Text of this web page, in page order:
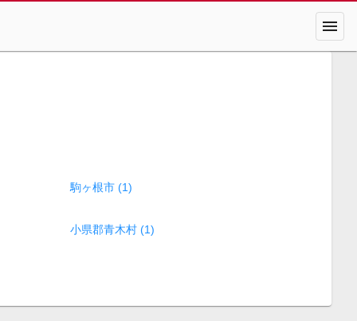
menu
駒ヶ根市 (1)
小県郡青木村 (1)